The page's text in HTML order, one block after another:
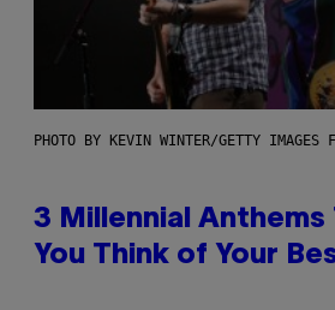
PHOTO BY KEVIN WINTER/GETTY IMAGES
3 Millennial Anthems
You Think of Your